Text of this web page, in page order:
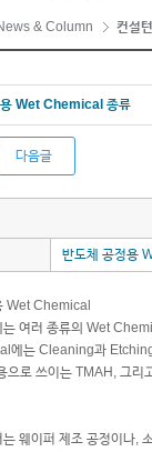
& Column 컨설
용 Wet Chemical 종류
다음글
반도체 공정용
Wet Chemical
는 여러 종류의 Wet
에는 Cleaning과
으로 쓰이는 TMAH, 그리
웨이퍼 제조 공정이나,